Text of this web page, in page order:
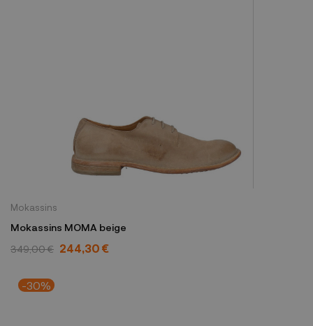
Mokassins
Mokassins MOMA beige
349,00 € 244,30 €
-30%